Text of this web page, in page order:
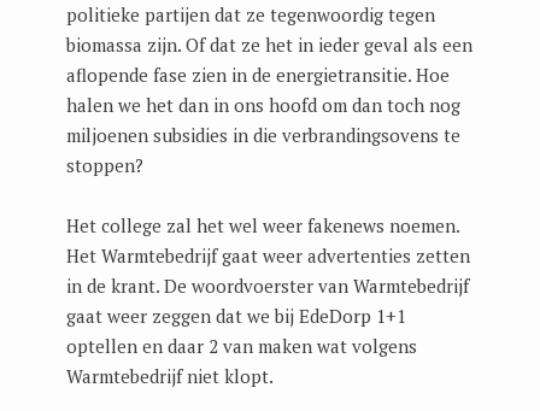
politieke partijen dat ze tegenwoordig tegen
biomassa zijn. Of dat ze het in ieder geval als een
aflopende fase zien in de energietransitie. Hoe
halen we het dan in ons hoofd om dan toch nog
miljoenen subsidies in die verbrandingsovens te
stoppen?
Het college zal het wel weer fakenews noemen.
Het Warmtebedrijf gaat weer advertenties zetten
in de krant. De woordvoerster van Warmtebedrijf
gaat weer zeggen dat we bij EdeDorp 1+1
optellen en daar 2 van maken wat volgens
Warmtebedrijf niet klopt.